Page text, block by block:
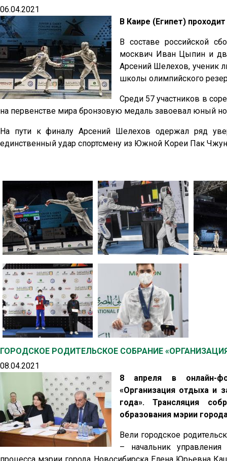
06.04.2021
В Каире (Египет)
В составе российской
москвич Иван Цыпин и
Арсений Шелехов, ученик
школы олимпийского
Среди 57 участников в
на первенстве мира бронзовую медаль завоевал юный
На пути к финалу Арсений Шелехов одержал ряд
единственный удар спортсмену из Южной Кореи Пак
ГОРОДСКОЕ РОДИТЕЛЬСКОЕ СОБРАНИЕ
08.04.2021
8 апреля в онлайн-
«Организация отдыха и
года». Трансляция
образования мэрии
Вели городское
– начальник управления